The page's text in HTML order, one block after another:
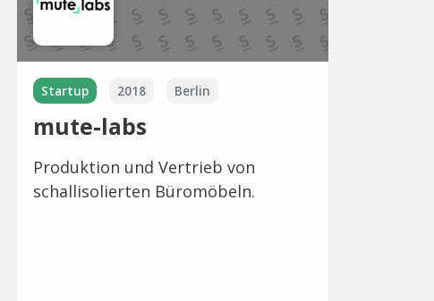
Startup 2018 Berlin
mute-labs
Produktion und Vertrieb von
schallisolierten Büromöbeln.